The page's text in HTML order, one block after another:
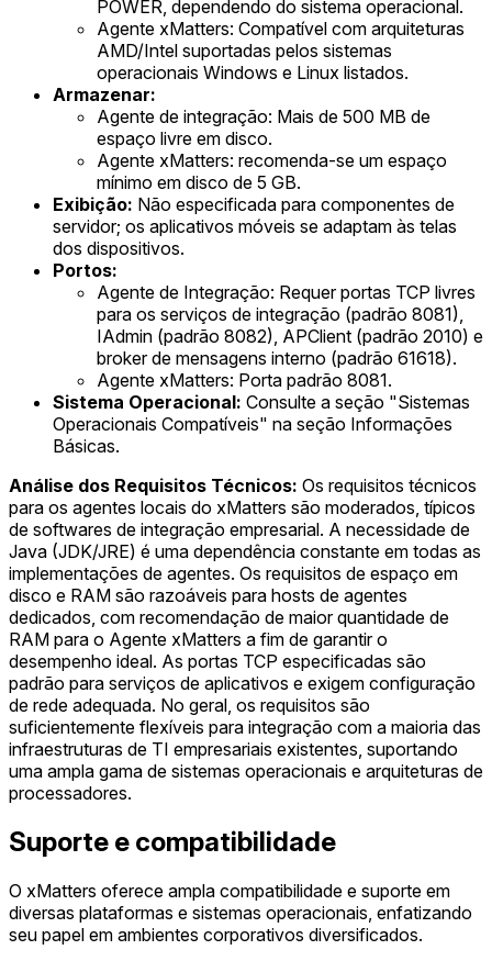
POWER, dependendo do sistema operacional.
Agente xMatters: Compatível com arquiteturas
AMD/Intel suportadas pelos sistemas
operacionais Windows e Linux listados.
Armazenar:
Agente de integração: Mais de 500 MB de
espaço livre em disco.
Agente xMatters: recomenda-se um espaço
mínimo em disco de 5 GB.
Exibição: Não especificada para componentes de
servidor; os aplicativos móveis se adaptam às telas
dos dispositivos.
Portos:
Agente de Integração: Requer portas TCP livres
para os serviços de integração (padrão 8081),
IAdmin (padrão 8082), APClient (padrão 2010) e
broker de mensagens interno (padrão 61618).
Agente xMatters: Porta padrão 8081.
Sistema Operacional: Consulte a seção "Sistemas
Operacionais Compatíveis" na seção Informações
Básicas.
Análise dos Requisitos Técnicos: Os requisitos técnicos
para os agentes locais do xMatters são moderados, típicos
de softwares de integração empresarial. A necessidade de
Java (JDK/JRE) é uma dependência constante em todas as
implementações de agentes. Os requisitos de espaço em
disco e RAM são razoáveis para hosts de agentes
dedicados, com recomendação de maior quantidade de
RAM para o Agente xMatters a fim de garantir o
desempenho ideal. As portas TCP especificadas são
padrão para serviços de aplicativos e exigem configuração
de rede adequada. No geral, os requisitos são
suficientemente flexíveis para integração com a maioria das
infraestruturas de TI empresariais existentes, suportando
uma ampla gama de sistemas operacionais e arquiteturas de
processadores.
Suporte e compatibilidade
O xMatters oferece ampla compatibilidade e suporte em
diversas plataformas e sistemas operacionais, enfatizando
seu papel em ambientes corporativos diversificados.